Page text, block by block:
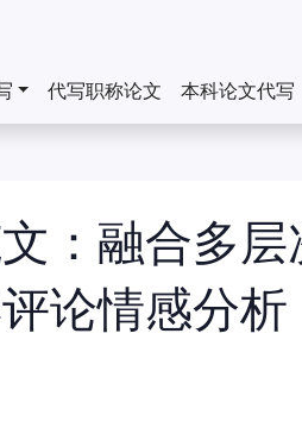
代写职称论文 本科论文代写
：融合多层
论情感分析